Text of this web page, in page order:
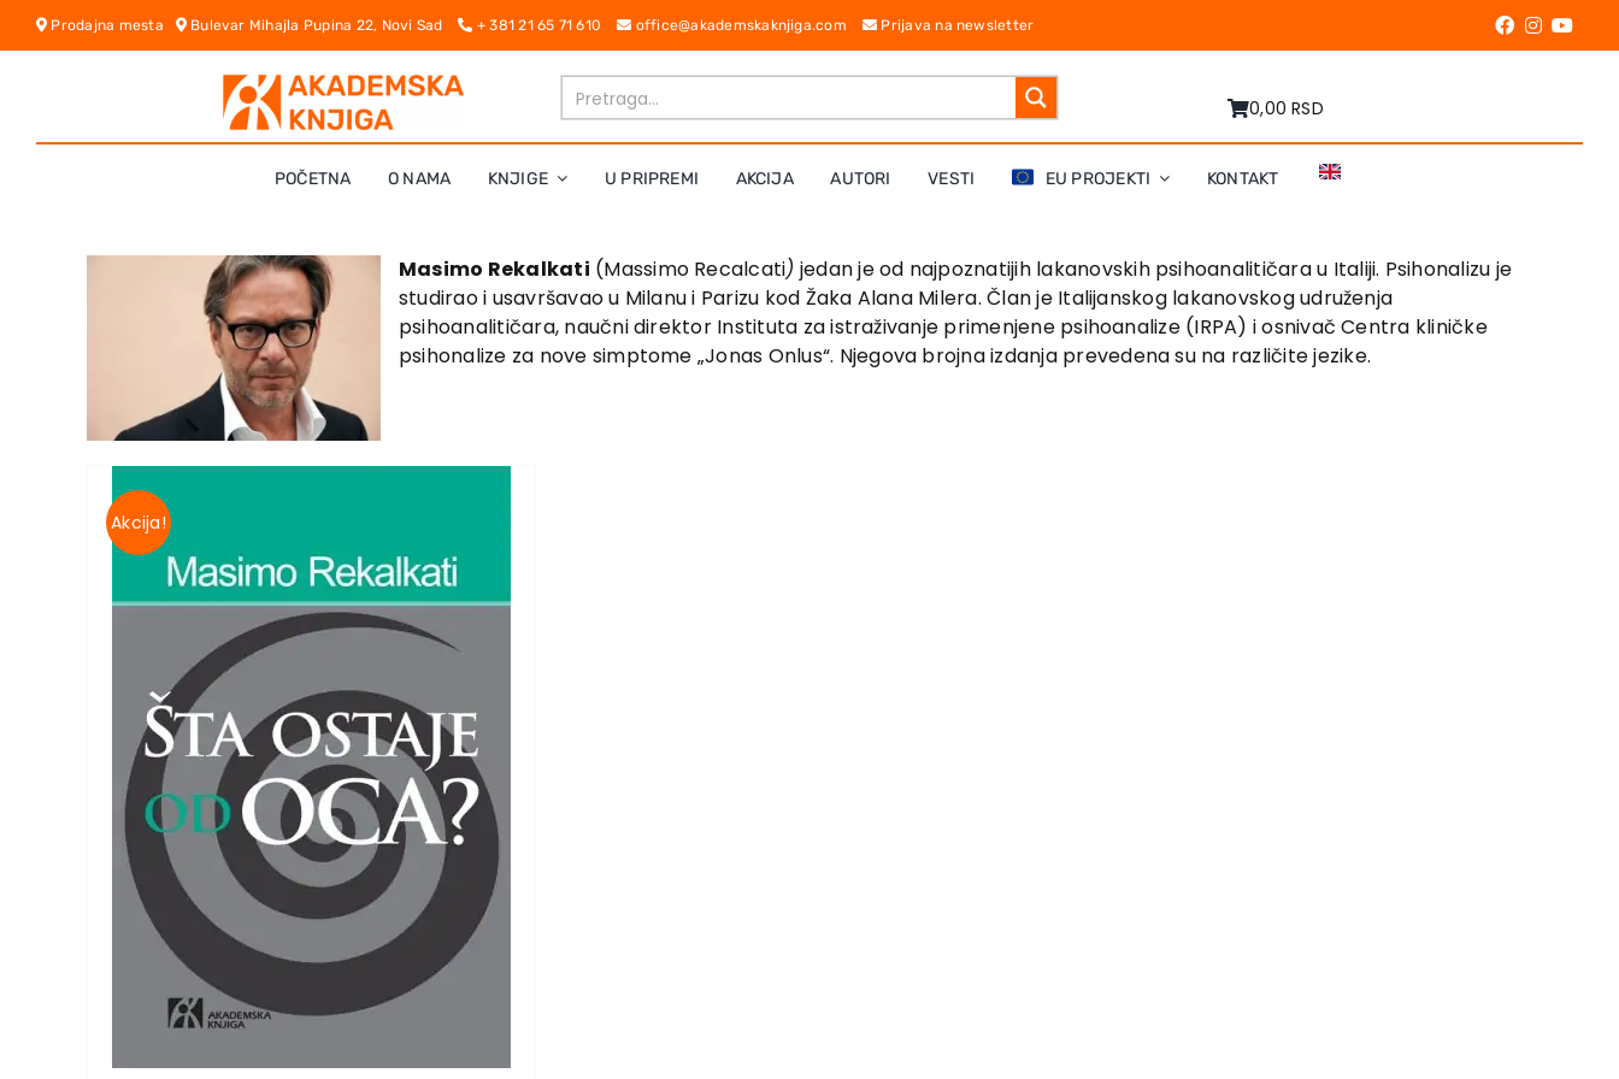
Skip
Prodajna mesta Bulevar Mihajla Pupina 22, Novi Sad + 381 21 65 71 610 office@akademskaknjiga.com Prijava na newsletter
0,00 RSD
POČETNA O NAMA KNJIGE U PRIPREMI AKCIJA AUTORI VESTI EU PROJEKTI KONTAKT
Masimo Rekalkati (Massimo Recalcati) jedan je od najpoznatijih lakanovskih psihoanalitičara u Italiji. Psihonalizu je
studirao i usavršavao u Milanu i Parizu kod Žaka Alana Milera. Član je Italijanskog lakanovskog udruženja
psihoanalitičara, naučni direktor Instituta za istraživanje primenjene psihoanalize (IRPA) i osnivač Centra kliničke
psihonalize za nove simptome „Jonas Onlus“. Njegova brojna izdanja prevedena su na različite jezike.
Akcija!